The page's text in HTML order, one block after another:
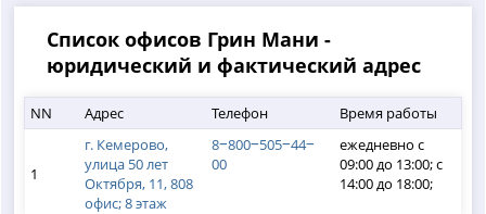
Список офисов Грин Мани -
юридический и фактический адрес
NN Адрес Телефон Время работы
1
г. Кемерово,
улица 50 лет
Октября, 11, 808
офис; 8 этаж
8‒800‒505‒44‒
00
ежедневно с
09:00 до 13:00; с
14:00 до 18:00;